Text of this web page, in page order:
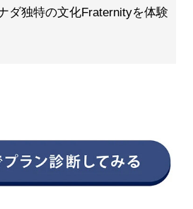
ダ独特の文化Fraternityを体験